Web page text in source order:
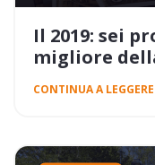
Il 2019: sei
migliore
CONTINUA A